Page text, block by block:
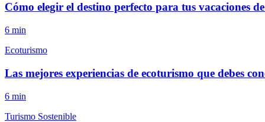
Cómo elegir el destino perfecto para tus vacaciones
6 min
Ecoturismo
Las mejores experiencias de ecoturismo que debes
6 min
Turismo Sostenible